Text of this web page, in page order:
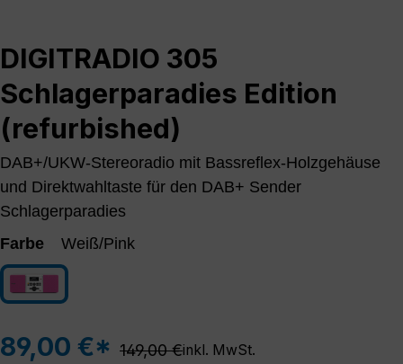
DIGITRADIO 305
Schlagerparadies Edition
(refurbished)
DAB+/UKW-Stereoradio mit Bassreflex-Holzgehäuse
und Direktwahltaste für den DAB+ Sender
Schlagerparadies
Farbe
Weiß/Pink
Weiß/Pink
89,00 €* Regulärer Preis:
149,00 €inkl. MwSt.